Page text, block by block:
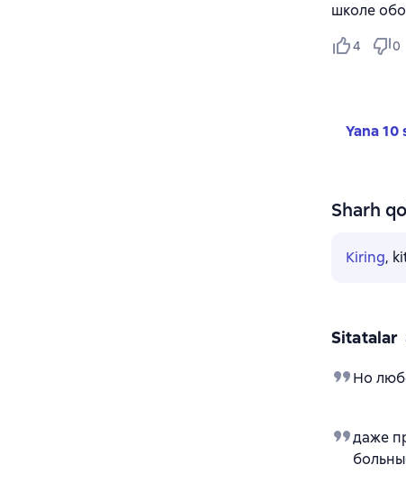
школе
4 0
Yana 10
Sharh
Kiring,
Sitatalar
Но
даже